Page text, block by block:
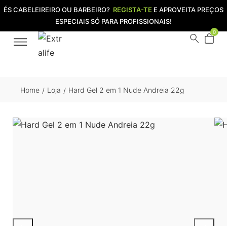
ÉS CABELEIREIRO OU BARBEIRO? REGISTA-TE E APROVEITA PREÇOS
ESPECIAIS SÓ PARA PROFISSIONAIS!
0
Home / Loja / Hard Gel 2 em 1 Nude Andreia 22g